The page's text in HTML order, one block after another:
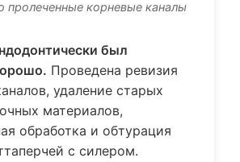
пролеченные корневые каналы
был
Проведена ревизия
удаление старых
материалов,
обработка и обтурация
с силером.